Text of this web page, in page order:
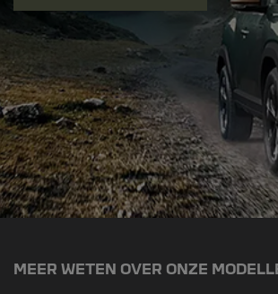
MEER WETEN OVER ONZE